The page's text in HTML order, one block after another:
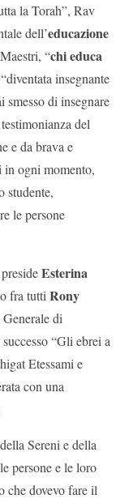
la Torah”, Rav
dell’educazione
“chi educa
insegnante
smesso di insegnare
del
e da brava e
in ogni momento,
studente,
le persone
Esterina
fra tutti Rony
di
“Gli ebrei a
Etessami e
con una
Sereni e della
persone e le loro
che dovevo fare il